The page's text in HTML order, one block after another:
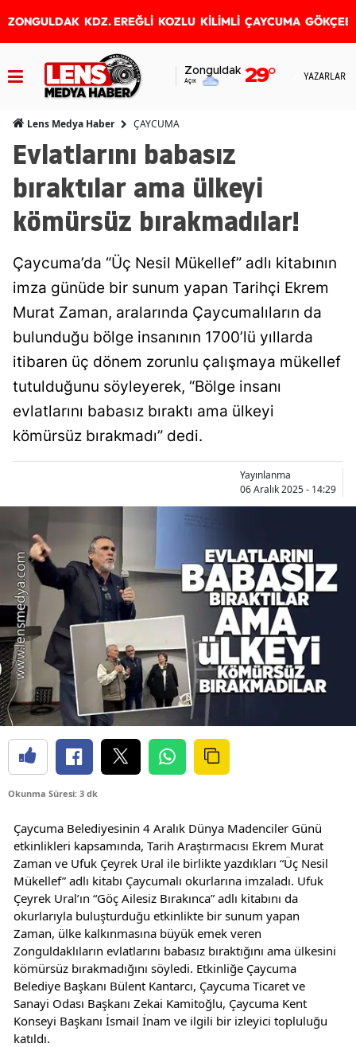
ZONGULDAK KDZ. EREĞLİ KOZLU KİLİMLİ ÇAYCUMA
Zonguldak
Açık 29° YAZARLAR
Lens Medya Haber ÇAYCUMA
Evlatlarını babasız
bıraktılar ama ülkeyi
kömürsüz bırakmadılar!
Çaycuma’da “Üç Nesil Mükellef” adlı kitabının
imza günüde bir sunum yapan Tarihçi Ekrem
Murat Zaman, aralarında Çaycumalıların da
bulunduğu bölge insanının 1700’lü yıllarda
itibaren üç dönem zorunlu çalışmaya mükellef
tutulduğunu söyleyerek, “Bölge insanı
evlatlarını babasız bıraktı ama ülkeyi
kömürsüz bırakmadı” dedi.
Yayınlanma
06 Aralık 2025 - 14:29
Okunma Süresi: 3 dk
Çaycuma Belediyesinin 4 Aralık Dünya Madenciler Günü
etkinlikleri kapsamında, Tarih Araştırmacısı Ekrem Murat
Zaman ve Ufuk Çeyrek Ural ile birlikte yazdıkları “Üç Nesil
Mükellef” adlı kitabı Çaycumalı okurlarına imzaladı. Ufuk
Çeyrek Ural’ın “Göç Ailesiz Bırakınca” adlı kitabını da
okurlarıyla buluşturduğu etkinlikte bir sunum yapan
Zaman, ülke kalkınmasına büyük emek veren
Zonguldaklıların evlatlarını babasız bıraktığını ama ülkesini
kömürsüz bırakmadığını söyledi. Etkinliğe Çaycuma
Belediye Başkanı Bülent Kantarcı, Çaycuma Ticaret ve
Sanayi Odası Başkanı Zekai Kamitoğlu, Çaycuma Kent
Konseyi Başkanı İsmail İnam ve ilgili bir izleyici topluluğu
katıldı.